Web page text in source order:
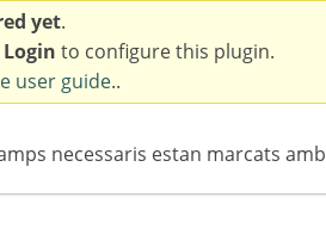
yet.
Login to configure this plugin.
user guide..
necessaris estan marcats amb